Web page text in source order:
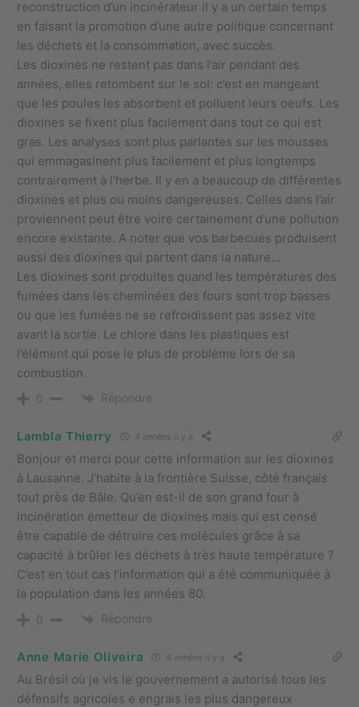
reconstruction d’un incinérateur il y a un certain temps
en faisant la promotion d’une autre politique concernant
les déchets et la consommation, avec succès.
Les dioxines ne restent pas dans l’air pendant des
années, elles retombent sur le sol: c’est en mangeant
que les poules les absorbent et polluent leurs oeufs. Les
dioxines se fixent plus facilement dans tout ce qui est
gras. Les analyses sont plus parlantes sur les mousses
qui emmagasinent plus facilement et plus longtemps
contrairement à l’herbe. Il y en a beaucoup de différentes
dioxines et plus ou moins dangereuses. Celles dans l’air
proviennent peut être voire certainement d’une pollution
encore existante. A noter que vos barbecues produisent
aussi des dioxines qui partent dans la nature…
Les dioxines sont produites quand les températures des
fumées dans les cheminées des fours sont trop basses
ou que les fumées ne se refroidissent pas assez vite
avant la sortie. Le chlore dans les plastiques est
l’élément qui pose le plus de problème lors de sa
combustion.
0 Répondre
Lambla Thierry 4 années il y a
Bonjour et merci pour cette information sur les dioxines
à Lausanne. J’habite à la frontière Suisse, côté français
tout près de Bâle. Qu’en est-il de son grand four à
incinération émetteur de dioxines mais qui est censé
être capable de détruire ces molécules grâce à sa
capacité à brûler les déchets à très haute température ?
C’est en tout cas l’information qui a été communiquée à
la population dans les années 80.
0 Répondre
Anne Marie Oliveira 4 années il y a
Au Brésil où je vis le gouvernement a autorisé tous les
défensifs agricoles e engrais les plus dangereux